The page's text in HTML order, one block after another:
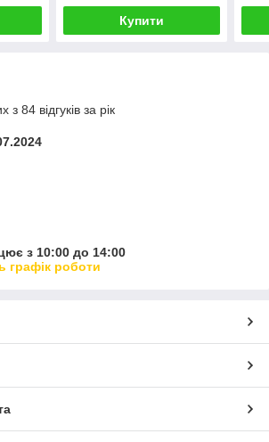
Купити
з 84 відгуків за рік
з 10:00 до 14:00
графік роботи